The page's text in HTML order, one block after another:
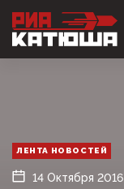
ЛЕНТА НОВОСТЕЙ
14 Октября 2016